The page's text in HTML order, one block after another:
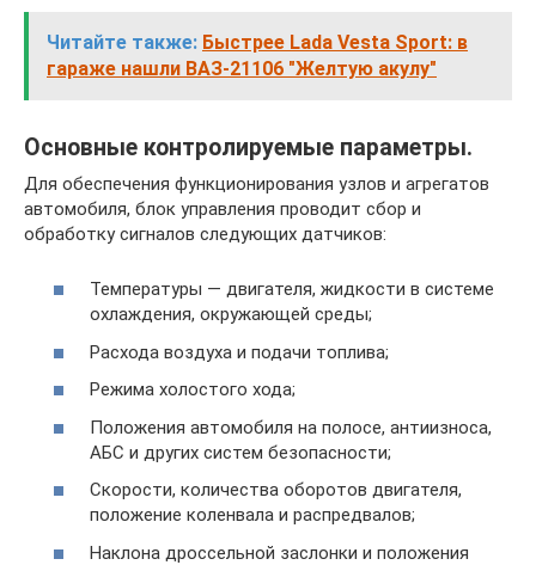
Читайте также: Быстрее Lada Vesta Sport: в
гараже нашли ВАЗ-21106 "Желтую акулу"
Основные контролируемые параметры.
Для обеспечения функционирования узлов и агрегатов
автомобиля, блок управления проводит сбор и
обработку сигналов следующих датчиков:
Температуры — двигателя, жидкости в системе
охлаждения, окружающей среды;
Расхода воздуха и подачи топлива;
Режима холостого хода;
Положения автомобиля на полосе, антиизноса,
АБС и других систем безопасности;
Скорости, количества оборотов двигателя,
положение коленвала и распредвалов;
Наклона дроссельной заслонки и положения